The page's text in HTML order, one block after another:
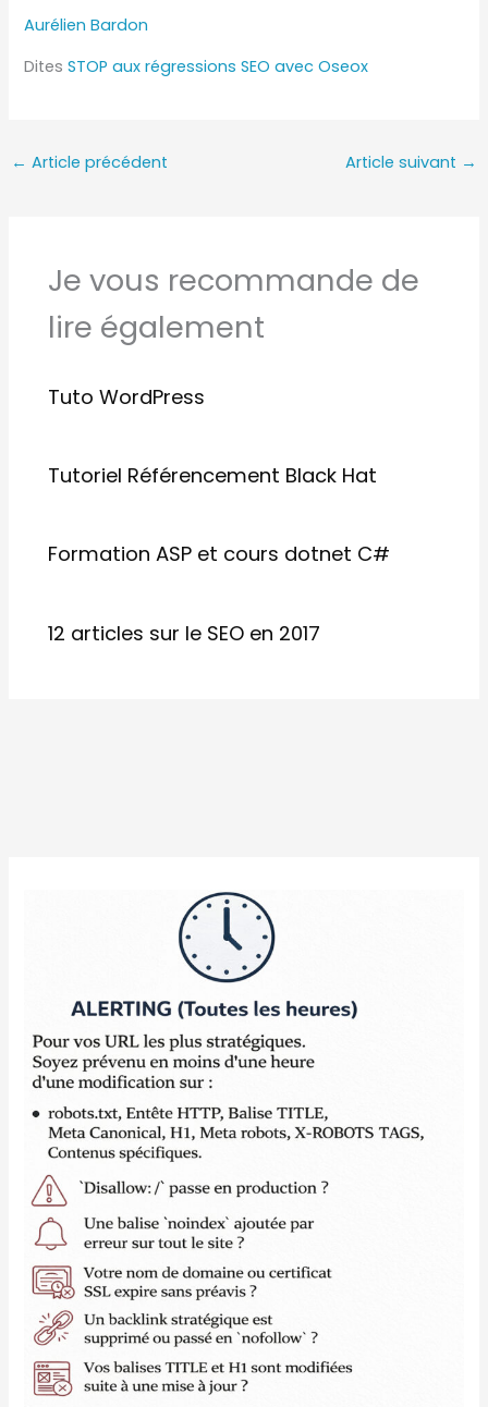
Aurélien Bardon
DitesSTOP aux régressions SEO avec Oseox
← Article précédent Article suivant →
Je vous recommande de
lire également
Tuto WordPress
Tutoriel Référencement Black Hat
Formation ASP et cours dotnet C#
12 articles sur le SEO en 2017